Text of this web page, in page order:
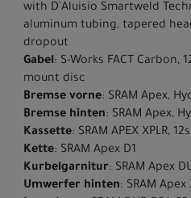
with D'Aluisio Smartweld
aluminum tubing, tapered
dropout
Gabel: S-Works FACT Carbon,
mount disc
Bremse vorne: SRAM Apex,
Bremse hinten: SRAM Apex,
Kassette: SRAM APEX XPLR,
Kette: SRAM Apex D1
Kurbelgarnitur: SRAM Apex
Umwerfer hinten: SRAM